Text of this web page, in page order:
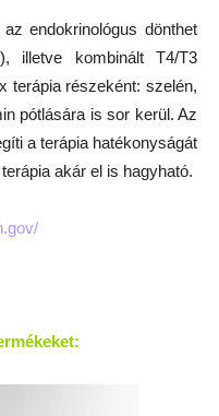
az endokrinológus dönthet
illetve kombinált T4/T3
terápia részeként: szelén,
pótlására is sor kerül. Az
a terápia hatékonyságát
akár el is hagyható.